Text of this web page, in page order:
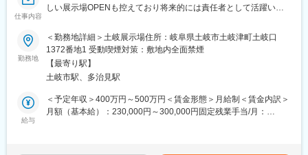
動産業で営業スタイルや働き方を変えたいという方にもおすすめ
■キャリアアップ
ここ数年の積極的な出店や新規ブランドをスタートした事により
店舗や部門も増え続けております…その中、中途採用に力を入れ
実際に入社して約2-3年で支店長になった事例もあり、経験を活か
して役職を上げていける環境です。
仕事内容
しい展示場OPENも控えており将来的には責任者として活躍いた
■仕事内容：
予約制の展示場にご来社いただいた既に同社の「魅力ある住宅」
に興味がある方を中心にお客様リストを作成し、営業活動を行い
ます。
通常の住宅営業は受注後、お客様の要望をヒアリングし、コンセ
プトを決めますが、同社の営業は初回接客から契約までを担当
し、プランは設計部門、施工は施工部門など、各部署が専門性高
勤務地
＜勤務地詳細＞土岐展示場住所：岐阜県土岐市土岐津町土岐口
1372番地1 受動喫煙対策：敷地内全面禁煙
【最寄り駅】
土岐市駅、多治見駅
給与
＜予定年収＞400万円～500万円＜賃金形態＞月給制＜賃金内訳＞
月額（基本給）：230,000円～300,000円固定残業手当/月：